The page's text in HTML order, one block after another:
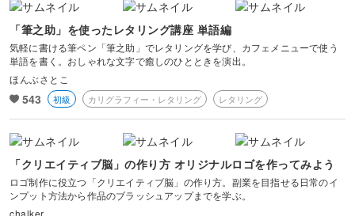
「筆之助」を使ったレタリング講座 単語編
気軽に書ける筆ペン「筆之助」でレタリングを学び、カフェメニューで使う
単語を書く。おしゃれな文字で癒しのひとときを演出。
ほんぶさとこ
543 初級 カリグラフィー・レタリング レタリング
「クリエイティブ脳」の作り方 オリジナルロゴを作ってみよう
ロゴ制作に役立つ「クリエイティブ脳」の作り方。副業を目指せる日常のイ
ンプット方法から作品のブラッシュアップまでを学ぶ。